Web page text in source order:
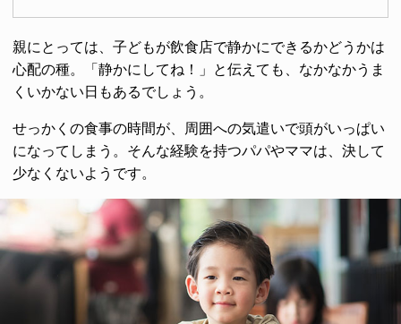
親にとっては、子どもが飲食店で静かにできるかどうかは
心配の種。「静かにしてね！」と伝えても、なかなかうま
くいかない日もあるでしょう。
せっかくの食事の時間が、周囲への気遣いで頭がいっぱい
になってしまう。そんな経験を持つパパやママは、決して
少なくないようです。